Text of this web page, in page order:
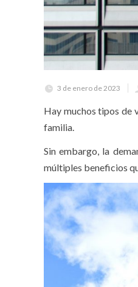
3 de enero de 2023
Hay muchos tipos de
familia.
Sin embargo, la
múltiples beneficios